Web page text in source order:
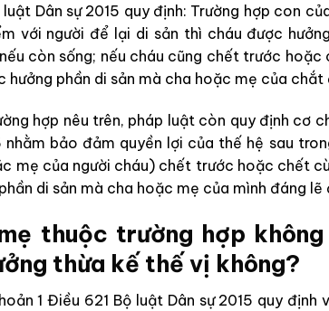
Dân sự 2015 quy định: Trường hợp con
với người để lại di sản thì cháu được
còn sống; nếu cháu cũng chết trước
hưởng phần di sản mà cha hoặc mẹ của chắt
hợp nêu trên, pháp luật còn quy định cơ
nhằm bảo đảm quyền lợi của thế hệ sau
mẹ của người cháu) chết trước hoặc chết
di sản mà cha hoặc mẹ của mình đáng lẽ
thuộc trường hợp
thừa kế thế vị không?
1 Điều 621 Bộ luật Dân sự 2015 quy